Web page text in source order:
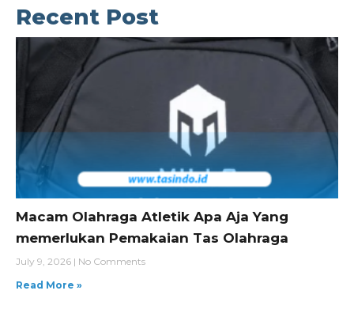
Recent Post
Macam Olahraga Atletik Apa Aja Yang
memerlukan Pemakaian Tas Olahraga
July 9, 2026
No Comments
Read More »